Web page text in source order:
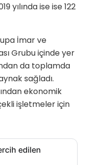
yılında ise ise 122
İmar ve
Grubu içinde yer
da toplamda
sağladı.
ekonomik
işletmeler için
edilen